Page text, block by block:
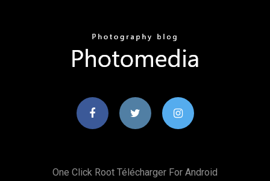
One Click Root Télécharger For Android